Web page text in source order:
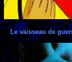
Le vaisseau de